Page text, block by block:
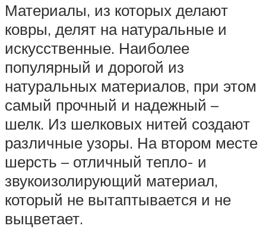
Материалы, из которых делают
ковры, делят на натуральные и
искусственные. Наиболее
популярный и дорогой из
натуральных материалов, при этом
самый прочный и надежный –
шелк. Из шелковых нитей создают
различные узоры. На втором месте
шерсть – отличный тепло- и
звукоизолирующий материал,
который не вытаптывается и не
выцветает.